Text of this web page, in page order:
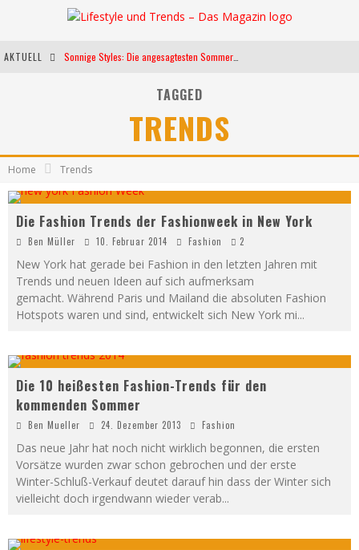
AKTUELL
Weltfrauentag - Eine Feier der Weiblichkeit
Kann unsere Ernährung das biologische Altern verlangsamen?
TAGGED
TRENDS
Home Trends
Die Fashion Trends der Fashionweek in New York
Ben Müller 10. Februar 2014 Fashion 2
New York hat gerade bei Fashion in den letzten Jahren mit
Trends und neuen Ideen auf sich aufmerksam
gemacht. Während Paris und Mailand die absoluten Fashion
Hotspots waren und sind, entwickelt sich New York mi...
Die 10 heißesten Fashion-Trends für den
kommenden Sommer
Ben Mueller 24. Dezember 2013 Fashion
Das neue Jahr hat noch nicht wirklich begonnen, die ersten
Vorsätze wurden zwar schon gebrochen und der erste
Winter-Schluß-Verkauf deutet darauf hin dass der Winter sich
vielleicht doch irgendwann wieder verab...